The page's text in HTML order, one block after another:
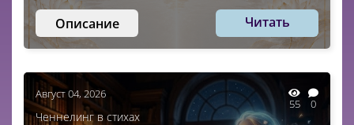
Описание Читать
Август 04, 2026
55 0
Ченнелинг в стихах